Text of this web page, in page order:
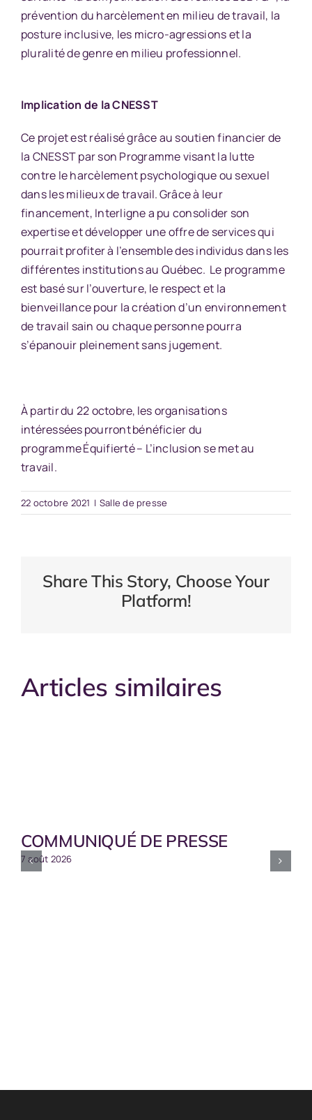
prévention du harcèlement en milieu de travail, la
posture inclusive, les micro-agressions et la
pluralité de genre en milieu professionnel.
Implication de la CNESST
Ce projet est réalisé grâce au soutien financier de
la CNESST par son Programme visant la lutte
contre le harcèlement psychologique ou sexuel
dans les milieux de travail. Grâce à leur
financement, Interligne a pu consolider son
expertise et développer une offre de services qui
pourrait profiter à l’ensemble des individus dans les
différentes institutions au Québec. Le programme
est basé sur l’ouverture, le respect et la
bienveillance pour la création d’un environnement
de travail sain ou chaque personne pourra
s’épanouir pleinement sans jugement.
À partir du 22 octobre, les organisations
intéressées pourront bénéficier du
programme Équifierté – L’inclusion se met au
travail.
22 octobre 2021 | Salle de presse
Share This Story, Choose Your
Platform!
Articles similaires
COMMUNIQUÉ DE PRESSE
7 août 2026